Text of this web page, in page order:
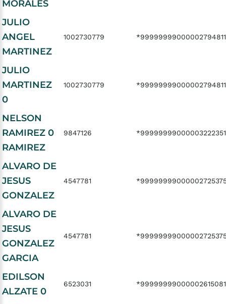
MORALES
JULIO
ANGEL
MARTINEZ
1002730779 *99999999000002794811
JULIO
MARTINEZ
0
1002730779 *99999999000002794811
NELSON
RAMIREZ 0
RAMIREZ
9847126 *99999999000003222351
ALVARO DE
JESUS
GONZALEZ
4547781
ALVARO DE
JESUS
GONZALEZ
GARCIA
4547781
EDILSON
ALZATE 0
6523031 *99999999000002615081